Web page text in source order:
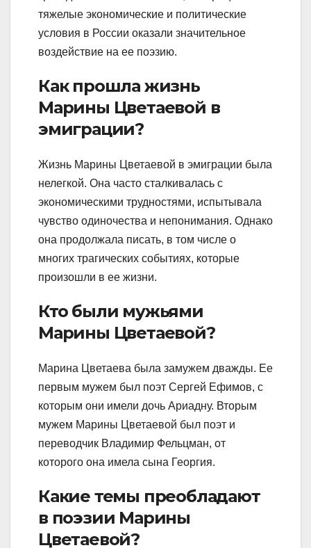
тяжелые экономические и политические
условия в России оказали значительное
воздействие на ее поэзию.
Как прошла жизнь
Марины Цветаевой в
эмиграции?
Жизнь Марины Цветаевой в эмиграции была
нелегкой. Она часто сталкивалась с
экономическими трудностями, испытывала
чувство одиночества и непонимания. Однако
она продолжала писать, в том числе о
многих трагических событиях, которые
произошли в ее жизни.
Кто были мужьями
Марины Цветаевой?
Марина Цветаева была замужем дважды. Ее
первым мужем был поэт Сергей Ефимов, с
которым они имели дочь Ариадну. Вторым
мужем Марины Цветаевой был поэт и
переводчик Владимир Фельцман, от
которого она имела сына Георгия.
Какие темы преобладают
в поэзии Марины
Цветаевой?